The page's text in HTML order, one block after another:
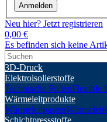
Anmelden
Neu hier? Jetzt registrieren
0,00 €
Es befinden sich keine
3D-Druck
Elektroisolierstoffe
Technische FolienFlexible
Wärmeleitprodukte
Wärmeleitpasten
Schichtpressstoffe